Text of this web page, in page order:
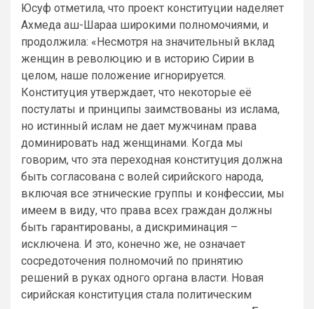
Юсуф отметила, что проект конституции наделяет
Ахмеда аш-Шараа широкими полномочиями, и
продолжила: «Несмотря на значительный вклад
женщин в революцию и в историю Сирии в
целом, наше положение игнорируется.
Конституция утверждает, что некоторые её
постулаты и принципы заимствованы из ислама,
но истинный ислам не дает мужчинам права
доминировать над женщинами. Когда мы
говорим, что эта переходная конституция должна
быть согласована с волей сирийского народа,
включая все этнические группы и конфессии, мы
имеем в виду, что права всех граждан должны
быть гарантированы, а дискриминация –
исключена. И это, конечно же, не означает
сосредоточения полномочий по принятию
решений в руках одного органа власти. Новая
сирийская конституция стала политическим